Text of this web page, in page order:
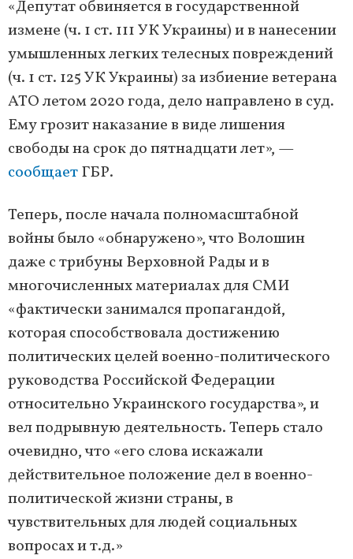
«Депутат обвиняется в государственной
измене (ч. 1 ст. 111 УК Украины) и в нанесении
умышленных легких телесных повреждений
(ч. 1 ст. 125 УК Украины) за избиение ветерана
АТО летом 2020 года, дело направлено в суд.
Ему грозит наказание в виде лишения
свободы на срок до пятнадцати лет», —
сообщаетГБР.
Теперь, после начала полномасштабной
войны было «обнаружено», что Волошин
даже с трибуны Верховной Рады и в
многочисленных материалах для СМИ
«фактически занимался пропагандой,
которая способствовала достижению
политических целей военно-политического
руководства Российской Федерации
относительно Украинского государства», и
вел подрывную деятельность. Теперь стало
очевидно, что «его слова искажали
действительное положение дел в военно-
политической жизни страны, в
чувствительных для людей социальных
вопросах и т.д.»